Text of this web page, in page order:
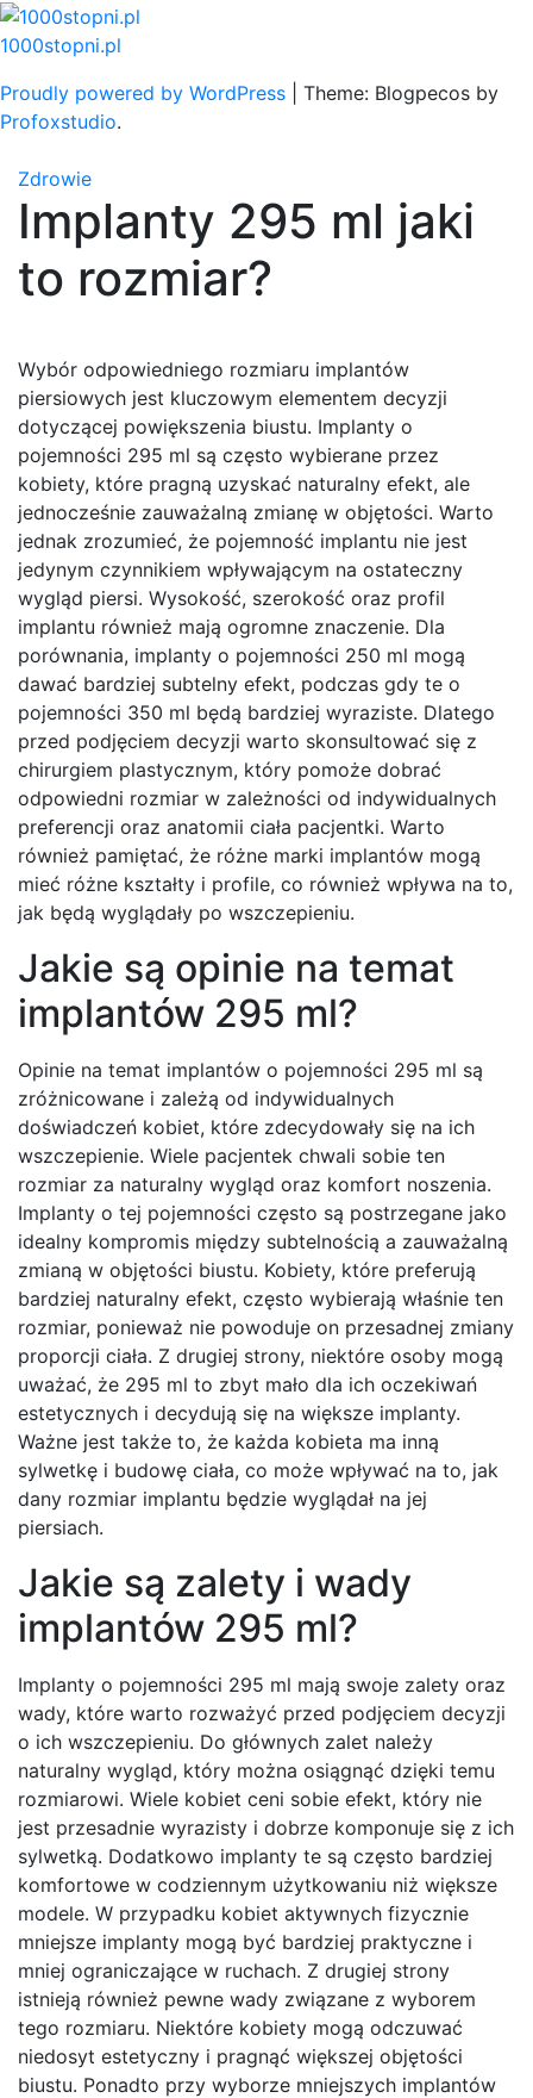
Skip
to
1000stopni.pl
Proudly powered by WordPress
Theme: Blogpecos by
Profoxstudio.
Zdrowie
Implanty 295 ml jaki
to rozmiar?
Wybór odpowiedniego rozmiaru implantów
piersiowych jest kluczowym elementem decyzji
dotyczącej powiększenia biustu. Implanty o
pojemności 295 ml są często wybierane przez
kobiety, które pragną uzyskać naturalny efekt, ale
jednocześnie zauważalną zmianę w objętości. Warto
jednak zrozumieć, że pojemność implantu nie jest
jedynym czynnikiem wpływającym na ostateczny
wygląd piersi. Wysokość, szerokość oraz profil
implantu również mają ogromne znaczenie. Dla
porównania, implanty o pojemności 250 ml mogą
dawać bardziej subtelny efekt, podczas gdy te o
pojemności 350 ml będą bardziej wyraziste. Dlatego
przed podjęciem decyzji warto skonsultować się z
chirurgiem plastycznym, który pomoże dobrać
odpowiedni rozmiar w zależności od indywidualnych
preferencji oraz anatomii ciała pacjentki. Warto
również pamiętać, że różne marki implantów mogą
mieć różne kształty i profile, co również wpływa na to,
jak będą wyglądały po wszczepieniu.
Jakie są opinie na temat
implantów 295 ml?
Opinie na temat implantów o pojemności 295 ml są
zróżnicowane i zależą od indywidualnych
doświadczeń kobiet, które zdecydowały się na ich
wszczepienie. Wiele pacjentek chwali sobie ten
rozmiar za naturalny wygląd oraz komfort noszenia.
Implanty o tej pojemności często są postrzegane jako
idealny kompromis między subtelnością a zauważalną
zmianą w objętości biustu. Kobiety, które preferują
bardziej naturalny efekt, często wybierają właśnie ten
rozmiar, ponieważ nie powoduje on przesadnej zmiany
proporcji ciała. Z drugiej strony, niektóre osoby mogą
uważać, że 295 ml to zbyt mało dla ich oczekiwań
estetycznych i decydują się na większe implanty.
Ważne jest także to, że każda kobieta ma inną
sylwetkę i budowę ciała, co może wpływać na to, jak
dany rozmiar implantu będzie wyglądał na jej
piersiach.
Jakie są zalety i wady
implantów 295 ml?
Implanty o pojemności 295 ml mają swoje zalety oraz
wady, które warto rozważyć przed podjęciem decyzji
o ich wszczepieniu. Do głównych zalet należy
naturalny wygląd, który można osiągnąć dzięki temu
rozmiarowi. Wiele kobiet ceni sobie efekt, który nie
jest przesadnie wyrazisty i dobrze komponuje się z ich
sylwetką. Dodatkowo implanty te są często bardziej
komfortowe w codziennym użytkowaniu niż większe
modele. W przypadku kobiet aktywnych fizycznie
mniejsze implanty mogą być bardziej praktyczne i
mniej ograniczające w ruchach. Z drugiej strony
istnieją również pewne wady związane z wyborem
tego rozmiaru. Niektóre kobiety mogą odczuwać
niedosyt estetyczny i pragnąć większej objętości
biustu. Ponadto przy wyborze mniejszych implantów